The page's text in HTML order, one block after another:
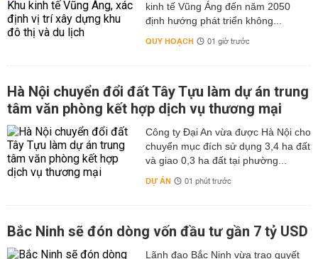
kinh tế Vũng Áng đến năm 2050
định hướng phát triển không...
QUY HOẠCH 01 giờ trước
Hà Nội chuyển đổi đất Tây Tựu làm dự án trung
tâm văn phòng kết hợp dịch vụ thương mại
Công ty Đại An vừa được Hà Nội cho
chuyển mục đích sử dụng 3,4 ha đất
và giao 0,3 ha đất tại phường...
DỰ ÁN 01 phút trước
Bắc Ninh sẽ đón dòng vốn đầu tư gần 7 tỷ USD
Lãnh đạo Bắc Ninh vừa trao quyết